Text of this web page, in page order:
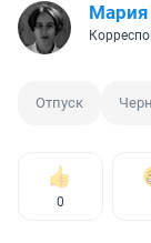
Отпуск
0